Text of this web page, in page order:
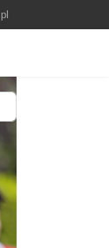
results.